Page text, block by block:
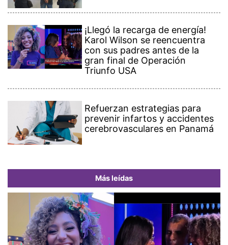
¡Llegó la recarga de energía!
Karol Wilson se reencuentra
con sus padres antes de la
gran final de Operación
Triunfo USA
Refuerzan estrategias para
prevenir infartos y accidentes
cerebrovasculares en Panamá
Más leídas